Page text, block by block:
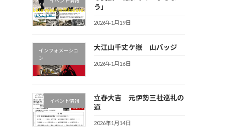
う」
2026年1月19日
インフォメーショ
ン
大江山千丈ケ嶽 山バッジ
2026年1月16日
イベント情報
立春大吉 元伊勢三社巡礼の
道
2026年1月14日